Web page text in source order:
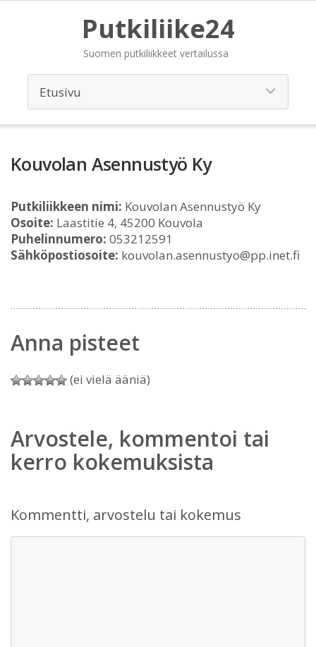
Putkiliike24
Suomen putkiliikkeet vertailussa
Kouvolan Asennustyö Ky
Putkiliikkeen nimi: Kouvolan Asennustyö Ky
Osoite: Laastitie 4, 45200 Kouvola
Puhelinnumero: 053212591
Sähköpostiosoite: kouvolan.asennustyo@pp.inet.fi
Anna pisteet
(ei vielä ääniä)
Arvostele, kommentoi tai
kerro kokemuksista
Kommentti, arvostelu tai kokemus